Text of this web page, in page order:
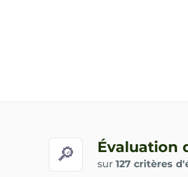
🔎 Évaluation
sur 127 critères